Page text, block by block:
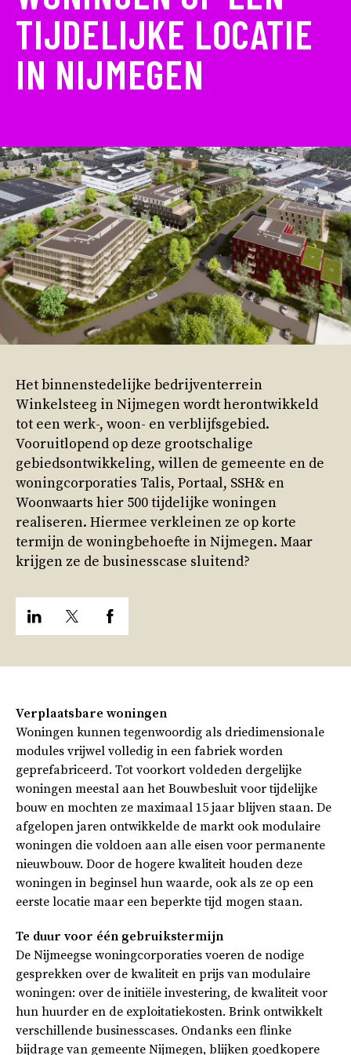
TIJDELIJKE LOCATIE
IN NIJMEGEN
Het binnenstedelijke bedrijventerrein
Winkelsteeg in Nijmegen wordt herontwikkeld
tot een werk-, woon- en verblijfsgebied.
Vooruitlopend op deze grootschalige
gebiedsontwikkeling, willen de gemeente en de
woningcorporaties Talis, Portaal, SSH& en
Woonwaarts hier 500 tijdelijke woningen
realiseren. Hiermee verkleinen ze op korte
termijn de woningbehoefte in Nijmegen. Maar
krijgen ze de businesscase sluitend?
Verplaatsbare woningen
Woningen kunnen tegenwoordig als driedimensionale
modules vrijwel volledig in een fabriek worden
geprefabriceerd. Tot voorkort voldeden dergelijke
woningen meestal aan het Bouwbesluit voor tijdelijke
bouw en mochten ze maximaal 15 jaar blijven staan. De
afgelopen jaren ontwikkelde de markt ook modulaire
woningen die voldoen aan alle eisen voor permanente
nieuwbouw. Door de hogere kwaliteit houden deze
woningen in beginsel hun waarde, ook als ze op een
eerste locatie maar een beperkte tijd mogen staan.
Te duur voor één gebruikstermijn
De Nijmeegse woningcorporaties voeren de nodige
gesprekken over de kwaliteit en prijs van modulaire
woningen: over de initiële investering, de kwaliteit voor
hun huurder en de exploitatiekosten. Brink ontwikkelt
verschillende businesscases. Ondanks een flinke
bijdrage van gemeente Nijmegen, blijken goedkopere